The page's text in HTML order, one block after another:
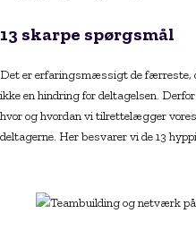
13 skarpe spørgsmål
Det er erfaringsmæssigt de færreste,
ikke en hindring for deltagelsen.
hvor og hvordan vi tilrettelægger
deltagerne. Her besvarer vi de 13